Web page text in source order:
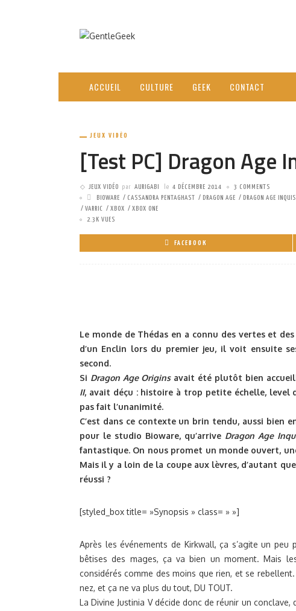
ACCUEIL CULTURE GEEK CONTACT
JEUX VIDÉO
[Test PC] Dragon Age
JEUX VIDÉO par AURIGABI le 4 DÉCEMBRE 2014
3 COMMENTS
BIOWARE
CASSANDRA PENTAGHAST DRAGON AGE DRAGON AGE
VARRIC
XBOX
XBOX ONE
2.3K VUES
FACEBOOK
Le monde de Thédas en a connu des vertes et
d’un Enclin lors du premier jeu, il voit ensuite
second.
Si Dragon Age Originsavait été plutôt bien
II, avait déçu : histoire à trop petite échelle, level
pas fait l’unanimité.
C’est dans ce contexte un brin tendu, aussi bien
pour le studio Bioware, qu’arrive Dragon Age
fantastique. On nous promet un monde ouvert,
Mais il y a loin de la coupe aux lèvres, d’autant
réussi ?
[styled_box title= »Synopsis » class= » »]
Après les événements de Kirkwall, ça s’agite un
bêtises des mages, ça va bien un moment. Mais
considérés comme des moins que rien, et se
nez, et ça ne va plus du tout, DU TOUT.
La Divine Justinia V décide donc de réunir un